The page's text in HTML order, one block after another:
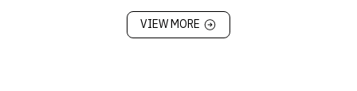
VIEW MORE